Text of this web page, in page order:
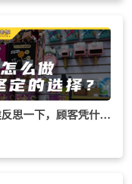
作为宠物店老板，是时候反思一下，顾客凭什么来店里消...